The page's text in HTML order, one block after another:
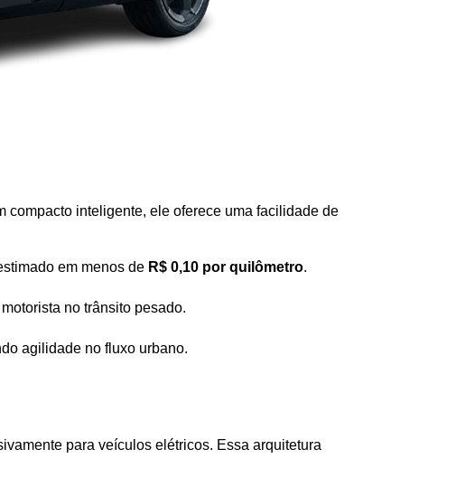
compacto inteligente, ele oferece uma facilidade de
em menos de R$ 0,10 por quilômetro.
no trânsito pesado.
agilidade no fluxo urbano.
para veículos elétricos. Essa arquitetura